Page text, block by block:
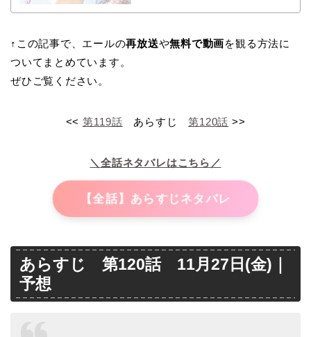
↑この記事で、エールの再放送や無料で動画を観る方法に
ついてまとめています。
ぜひご覧ください。
<< 第119話 あらすじ第120話 >>
＼全話ネタバレはこちら／
【全話】あらすじネタバレ
あらすじ 第120話 11月27日(金)｜
予想